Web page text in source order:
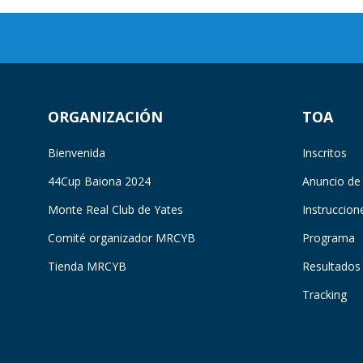
ORGANIZACIÓN
Bienvenida
44Cup Baiona 2024
Monte Real Club de Yates
Comité organizador MRCYB
Tienda MRCYB
TOA
Inscritos
Anuncio
Programa
Resultados
Tracking